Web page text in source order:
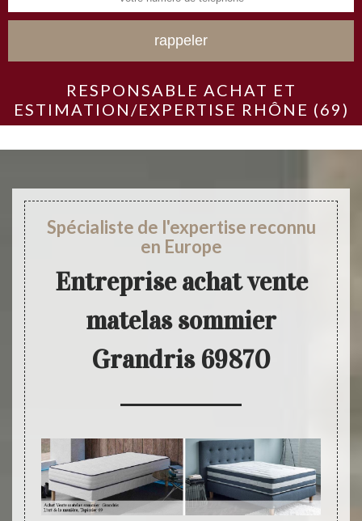
RESPONSABLE ACHAT ET
ESTIMATION/EXPERTISE RHÔNE (69)
Spécialiste de l'expertise reconnu
en Europe
Entreprise achat vente
matelas sommier
Grandris 69870